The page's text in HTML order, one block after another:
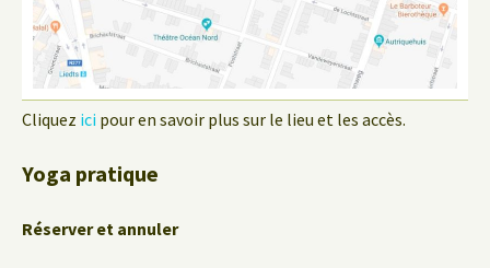
Cliquez ici pour en savoir plus sur le lieu et les accès.
Yoga pratique
Réserver et annuler